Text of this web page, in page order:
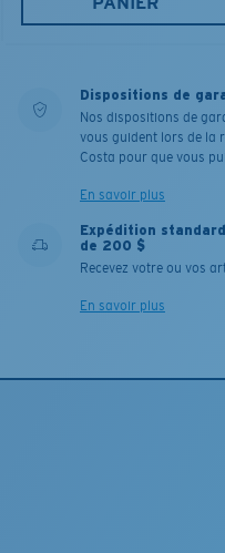
Dispositions de
Nos dispositions de
vous guident lors de la
Costa pour que vous
En savoir plus
Expédition
de 200 $
Recevez votre ou vos
En savoir plus